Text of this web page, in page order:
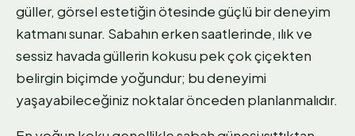
güller, görsel estetiğin ötesinde güçlü bir deneyim
katmanı sunar. Sabahın erken saatlerinde, ılık ve
sessiz havada güllerin kokusu pek çok çiçekten
belirgin biçimde yoğundur; bu deneyimi
yaşayabileceğiniz noktalar önceden planlanmalıdır.